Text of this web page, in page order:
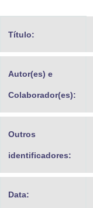
Advocacia-Geral da União
Banco Central do Brasil
Título:
Autor(es) e
Colaborador(es):
Outros
identificadores:
Data: